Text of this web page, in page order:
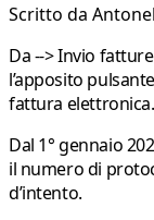
Scritto da
Da -->Invio
l’apposito
fattura elettronica.
Dal 1° gennaio
il numero di
d’intento.